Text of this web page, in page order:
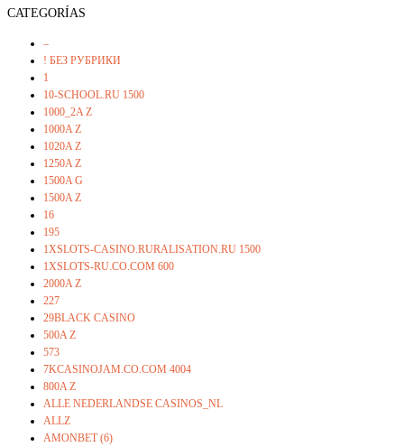
CATEGORÍAS
–
! БЕЗ РУБРИКИ
1
10-SCHOOL.RU 1500
1000_2A Z
1000A Z
1020A Z
1250A Z
1500A G
1500A Z
16
195
1XSLOTS-CASINO.RURALISATION.RU 1500
1XSLOTS-RU.CO.COM 600
2000A Z
227
29BLACK CASINO
500A Z
573
7KCASINOJAM.CO.COM 4004
800A Z
ALLE NEDERLANDSE CASINOS_NL
ALLZ
AMONBET (6)